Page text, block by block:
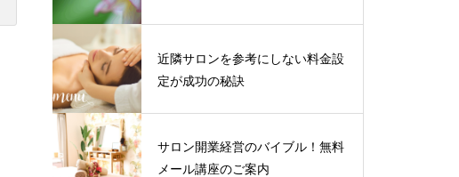
近隣サロンを参考にしない料金設
定が成功の秘訣
サロン開業経営のバイブル！無料
メール講座のご案内